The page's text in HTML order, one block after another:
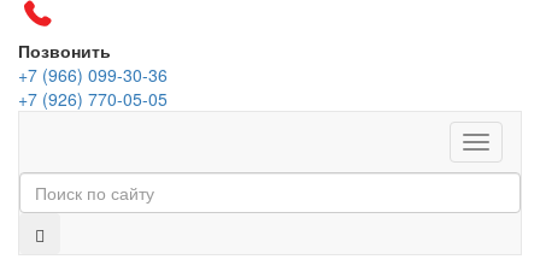
Позвонить
+7 (966) 099-30-36
+7 (926) 770-05-05
Меню